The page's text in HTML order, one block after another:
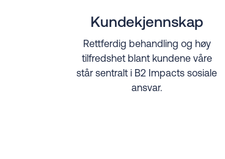
Kundekjennskap
Rettferdig behandling og høy
tilfredshet blant kundene våre
står sentralt i B2 Impacts sosiale
ansvar.